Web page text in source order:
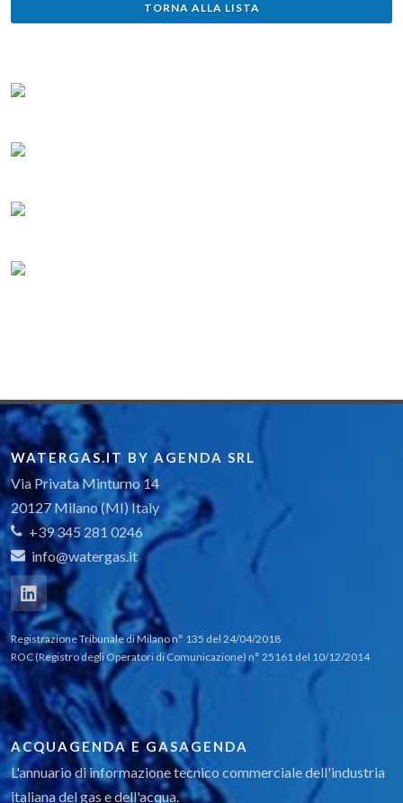
TORNA ALLA LISTA
WATERGAS.IT BY AGENDA SRL
Via Privata Minturno 14
20127 Milano (MI) Italy
+39 345 281 0246
info@watergas.it
Registrazione Tribunale di Milano n° 135 del 24/04/2018
ROC (Registro degli Operatori di Comunicazione) n° 25161 del 10/12/2014
ACQUAGENDA E GASAGENDA
L'annuario di informazione tecnico commerciale dell'industria
italiana del gas e dell'acqua.